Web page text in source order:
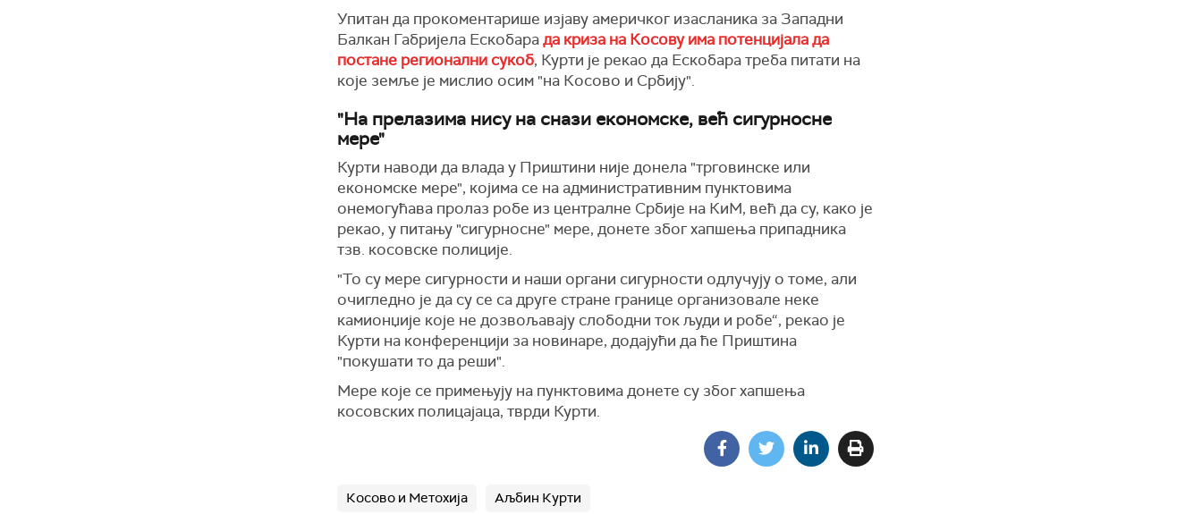
Упитан да прокоментарише изјаву америчког изасланика за Западни
Балкан Габријела Ескобарада криза на Косову има потенцијала да
постане регионални сукоб, Курти је рекао да Ескобара треба питати на
које земље је мислио осим "на Косово и Србију".
"На прелазима нису на снази економске, већ сигурносне
мере"
Курти наводи да влада у Приштини није донела "трговинске или
економске мере", којима се на административним пунктовима
онемогућава пролаз робе из централне Србије на КиМ, већ да су, како је
рекао, у питању "сигурносне" мере, донете због хапшења припадника
тзв. косовске полиције.
"То су мере сигурности и наши органи сигурности одлучују о томе, али
очигледно је да су се са друге стране границе организовале неке
камионџије које не дозвољавају слободни ток људи и робе“, рекао је
Курти на конференцији за новинаре, додајући да ће Приштина
"покушати то да реши".
Мере које се примењују на пунктовима донете су због хапшења
косовских полицајаца, тврди Курти.
Косово и Метохија Аљбин Курти